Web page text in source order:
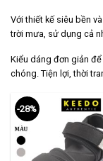
Với thiết kế siêu bền
trời mưa, sử dụng cả
Kiểu dáng đơn giản
chóng. Tiện lợi, thời
-28%